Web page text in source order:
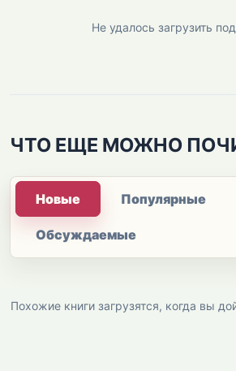
Не удалось загрузить
ЧТО ЕЩЕ МОЖНО
Новые Популярные
Обсуждаемые
Похожие книги загрузятся, когда вы